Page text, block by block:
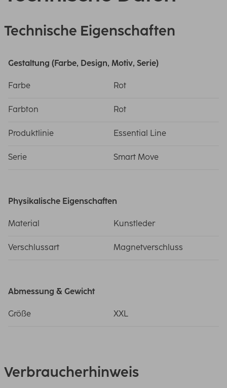
Technische Eigenschaften
Gestaltung (Farbe, Design, Motiv, Serie)
Farbe Rot
Farbton Rot
Produktlinie Essential Line
Serie Smart Move
Physikalische Eigenschaften
Material Kunstleder
Verschlussart Magnetverschluss
Abmessung & Gewicht
Größe XXL
Verbraucherhinweis